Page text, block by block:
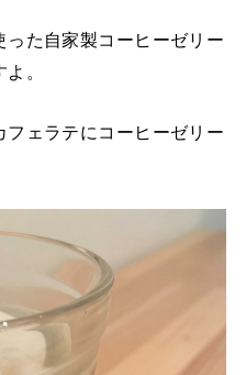
た自家製コーヒーゼリー
。
フェラテにコーヒーゼリー